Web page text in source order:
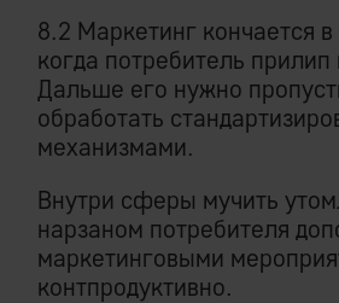
8.2 Маркетинг кончается
когда потребитель
Дальше его нужно
обработать
механизмами.
Внутри сферы мучить
нарзаном потребителя
маркетинговыми
контпродуктивно.